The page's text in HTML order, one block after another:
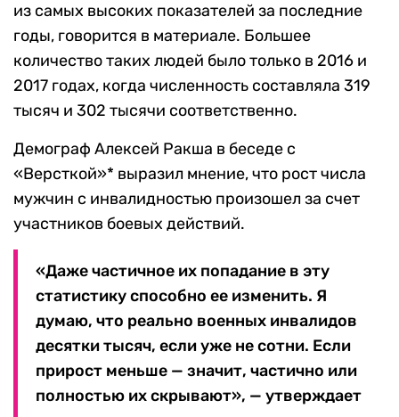
из самых высоких показателей за последние
годы, говорится в материале. Большее
количество таких людей было только в 2016 и
2017 годах, когда численность составляла 319
тысяч и 302 тысячи соответственно.
Демограф Алексей Ракша в беседе с
«Версткой»* выразил мнение, что рост числа
мужчин с инвалидностью произошел за счет
участников боевых действий.
«Даже частичное их попадание в эту
статистику способно ее изменить. Я
думаю, что реально военных инвалидов
десятки тысяч, если уже не сотни. Если
прирост меньше — значит, частично или
полностью их скрывают», — утверждает